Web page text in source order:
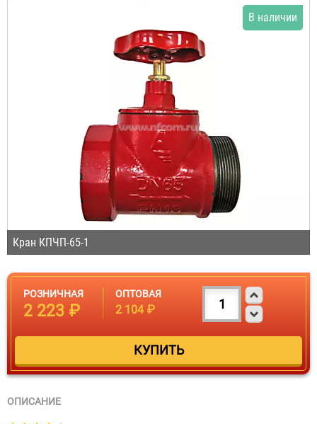
Кран КПЧП-65-1
В наличии
РОЗНИЧНАЯ
2 223 ₽
ОПТОВАЯ
2 104 ₽
ОПИСАНИЕ